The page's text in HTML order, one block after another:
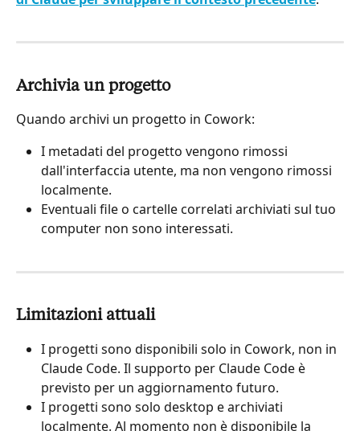
Archivia un progetto
Quando archivi un progetto in Cowork:
I metadati del progetto vengono rimossi
dall'interfaccia utente, ma non vengono rimossi
localmente.
Eventuali file o cartelle correlati archiviati sul tuo
computer non sono interessati.
Limitazioni attuali
I progetti sono disponibili solo in Cowork, non in
Claude Code. Il supporto per Claude Code è
previsto per un aggiornamento futuro.
I progetti sono solo desktop e archiviati
localmente. Al momento non è disponibile la